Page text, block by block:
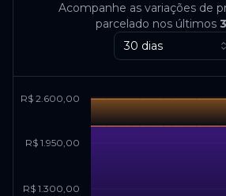
Acompanhe as variações de
parcelado nos últimos
30 dias
R$ 1.300,00
R$ 1.950,00
R$ 2.600,00